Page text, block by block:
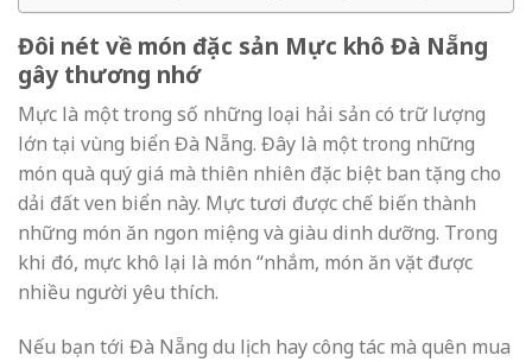
Đôi nét về món đặc sản Mực khô Đà Nẵng
gây thương nhớ
Mực là một trong số những loại hải sản có trữ lượng
lớn tại vùng biển Đà Nẵng. Đây là một trong những
món quà quý giá mà thiên nhiên đặc biệt ban tặng cho
dải đất ven biển này. Mực tươi được chế biến thành
những món ăn ngon miệng và giàu dinh dưỡng. Trong
khi đó, mực khô lại là món “nhắm, món ăn vặt được
nhiều người yêu thích.
Nếu bạn tới Đà Nẵng du lịch hay công tác mà quên mua